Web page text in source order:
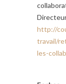
http://
travail/
les-